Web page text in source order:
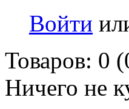
Войти
Товаров: 0
Ничего не